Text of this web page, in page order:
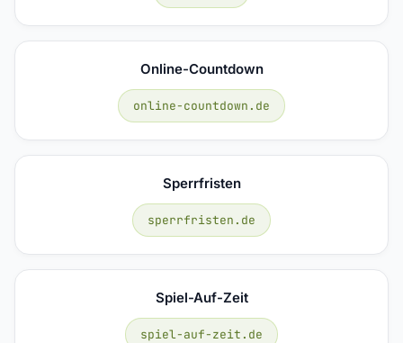
Online-Countdown
online-countdown.de
Sperrfristen
sperrfristen.de
Spiel-Auf-Zeit
spiel-auf-zeit.de